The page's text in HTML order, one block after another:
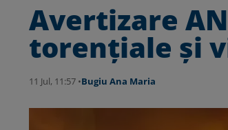
Avertizare
torențiale și
11 Jul, 11:57 •Bugiu ⁠Ana Maria